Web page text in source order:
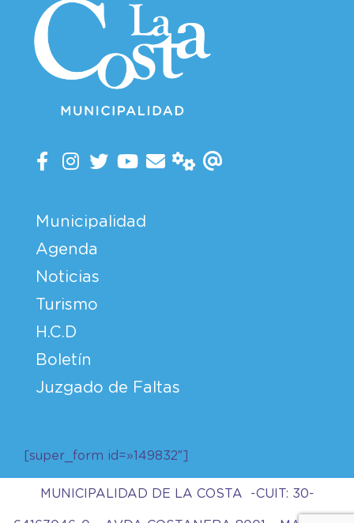
Municipalidad
Agenda
Noticias
Turismo
H.C.D
Boletín
Juzgado de Faltas
[super_form id=»149832″]
MUNICIPALIDAD DE LA COSTA -CUIT: 30-